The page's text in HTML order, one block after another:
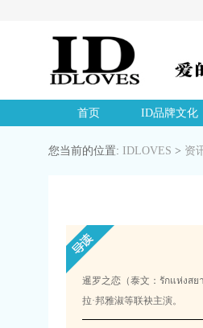
首页 ID品牌文化
您当前的位置: IDLOVES > 资
暹罗之恋（泰文：รักแห่งสย
拉·邦雅淑等联袂主演。